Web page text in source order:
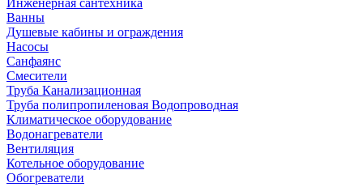
Инженерная сантехника
Ванны
Душевые кабины и ограждения
Насосы
Санфаянс
Смесители
Труба Канализационная
Труба полипропиленовая Водопроводная
Климатическое оборудование
Водонагреватели
Вентиляция
Котельное оборудование
Обогреватели